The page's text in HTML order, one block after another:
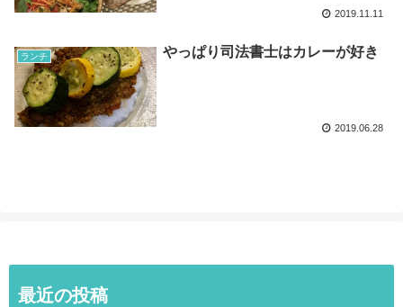
2019.11.11
ランチ やっぱり司法書士はカレーが好き
2019.06.28
最近の投稿